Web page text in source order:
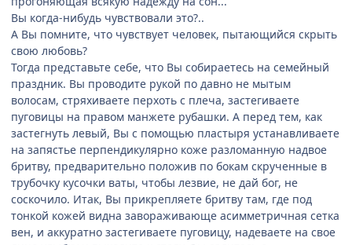
Вы когда-нибудь чувствовали это?..
А Вы помните, что чувствует человек, пытающийся скрыть
свою любовь?
Тогда представьте себе, что Вы собираетесь на семейный
праздник. Вы проводите рукой по давно не мытым
волосам, стряхиваете перхоть с плеча, застегиваете
пуговицы на правом манжете рубашки. А перед тем, как
застегнуть левый, Вы с помощью пластыря устанавливаете
на запястье перпендикулярно коже разломанную надвое
бритву, предварительно положив по бокам скрученные в
трубочку кусочки ваты, чтобы лезвие, не дай бог, не
соскочило. Итак, Вы прикрепляете бритву там, где под
тонкой кожей видна завораживающе асимметричная сетка
вен, и аккуратно застегиваете пуговицу, надеваете на свое